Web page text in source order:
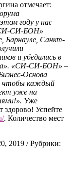
отмечает:
году у нас
СИ-БОН»
Барнауле, Санкт-
и убедились в
«СИ-СИ-БОН» –
Основа
чтобы каждый
уже на
Уже
здорово! Успейте
. Количество мест
2019 / Рубрики: